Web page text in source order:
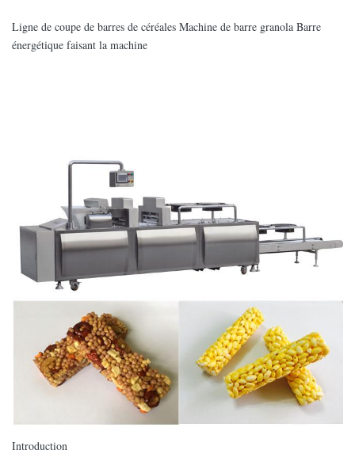
Ligne de coupe de barres de céréales Machine de barre granola Barre
énergétique faisant la machine
Introduction